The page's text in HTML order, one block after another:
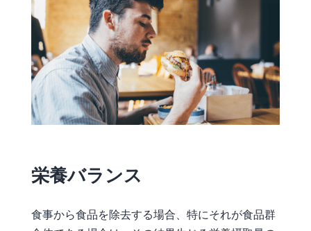
栄養バランス
食事から食品を除去する場合、特にそれが食品群